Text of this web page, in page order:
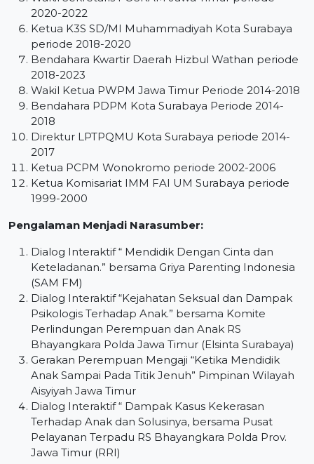
2020-2022
Ketua K3S SD/MI Muhammadiyah Kota Surabaya
periode 2018-2020
Bendahara Kwartir Daerah Hizbul Wathan periode
2018-2023
Wakil Ketua PWPM Jawa Timur Periode 2014-2018
Bendahara PDPM Kota Surabaya Periode 2014-
2018
Direktur LPTPQMU Kota Surabaya periode 2014-
2017
Ketua PCPM Wonokromo periode 2002-2006
Ketua Komisariat IMM FAI UM Surabaya periode
1999-2000
Pengalaman Menjadi Narasumber:
Dialog Interaktif “ Mendidik Dengan Cinta dan
Keteladanan.” bersama Griya Parenting Indonesia
(SAM FM)
Dialog Interaktif “Kejahatan Seksual dan Dampak
Psikologis Terhadap Anak.” bersama Komite
Perlindungan Perempuan dan Anak RS
Bhayangkara Polda Jawa Timur (Elsinta Surabaya)
Gerakan Perempuan Mengaji “Ketika Mendidik
Anak Sampai Pada Titik Jenuh” Pimpinan Wilayah
Aisyiyah Jawa Timur
Dialog Interaktif “ Dampak Kasus Kekerasan
Terhadap Anak dan Solusinya, bersama Pusat
Pelayanan Terpadu RS Bhayangkara Polda Prov.
Jawa Timur (RRI)